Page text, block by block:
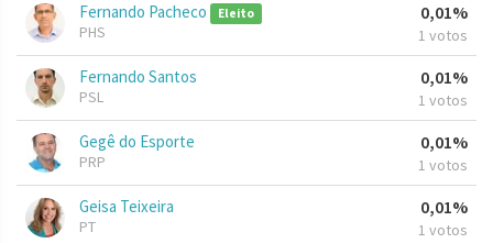
Fernando Pacheco Eleito
PHS
0,01%
1 votos
Fernando Santos
PSL
0,01%
1 votos
Gegê do Esporte
PRP
0,01%
1 votos
Geisa Teixeira
PT
0,01%
1 votos